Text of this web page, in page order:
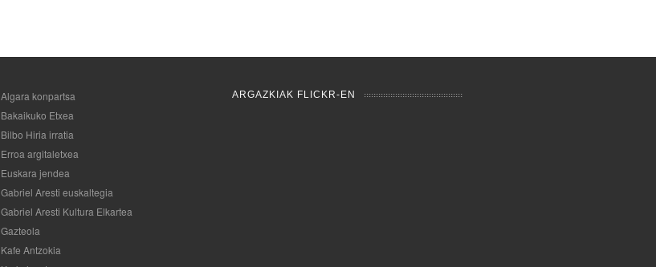
Algara konpartsa
Bakaikuko Etxea
Bilbo Hiria irratia
Erroa argitaletxea
Euskara jendea
Gabriel Aresti euskaltegia
Gabriel Aresti Kultura Elkartea
Gazteola
Kafe Antzokia
ARGAZKIAK FLICKR-EN